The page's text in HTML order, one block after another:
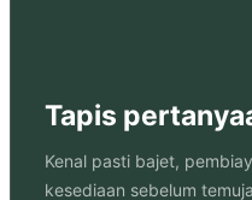
Tapis
Kenal pasti bajet,
kesediaan sebelum